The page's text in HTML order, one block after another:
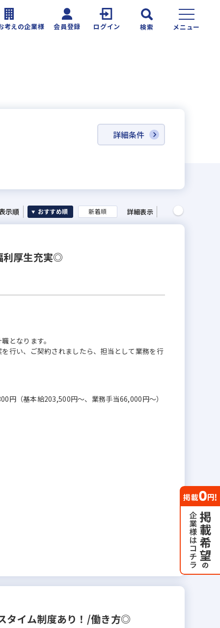
考えの企業様 会員登録 ログイン 検索 メニュー
詳細条件
示順 おすすめ順 新着順 詳細表示
利厚生充実◎
となります。
行い、ご契約されましたら、担当として業務を行
円（基本給203,500円～、業務手当66,000円～）
タイム制度あり！/働き方◎